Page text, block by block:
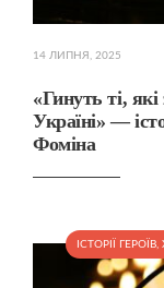
14 ЛИПНЯ, 2025
«Гинуть ті,
Україні» —
Фоміна
ІСТОРІЇ ГЕРОЇВ,